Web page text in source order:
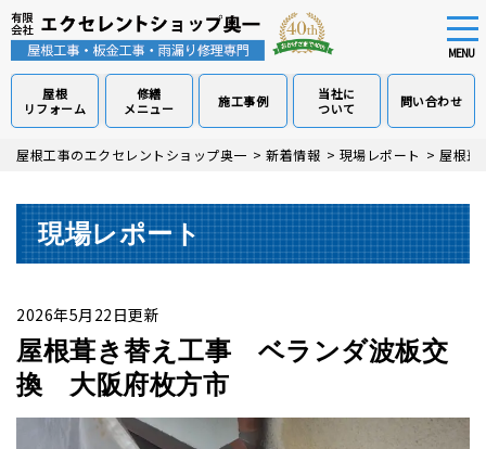
Skip
content
MENU
屋根
リフォーム
修繕
メニュー
施工事例
当社に
ついて
問い合わせ
屋根工事のエクセレントショップ奥一 > 新着情報 > 現場レポート > 屋根
現場レポート
2026年5月22日更新
屋根葺き替え工事 ベランダ波板交
換 大阪府枚方市